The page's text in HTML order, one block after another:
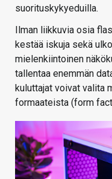
suorituskykyeduilla.
Ilman liikkuvia osia
kestää iskuja sekä
mielenkiintoinen
tallentaa enemmän
kuluttajat voivat valita
formaateista (form